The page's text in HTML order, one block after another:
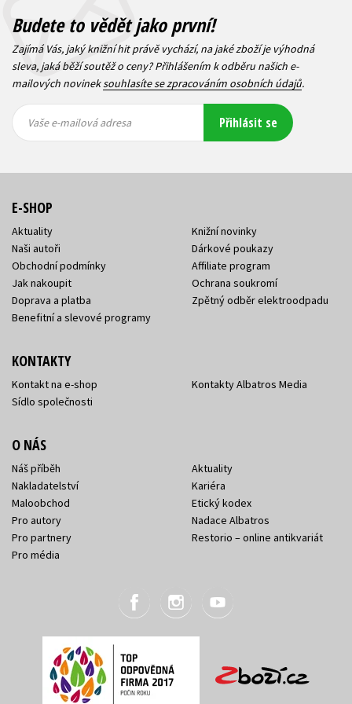
Budete to vědět jako první!
Zajímá Vás, jaký knižní hit právě vychází, na jaké zboží je výhodná
sleva, jaká běží soutěž o ceny? Přihlášením k odběru našich e-
mailových novineksouhlasíte se zpracováním osobních údajů.
mailová
mailová
Vaše e-mailová adresa Přihlásit se
E-SHOP
Aktuality
Naši autoři
Obchodní podmínky
Jak nakoupit
Doprava a platba
Benefitní a slevové programy
Knižní novinky
Dárkové poukazy
Affiliate program
Ochrana soukromí
Zpětný odběr elektroodpadu
KONTAKTY
Kontakt na e-shop
Sídlo společnosti
Kontakty Albatros Media
O NÁS
Náš příběh
Nakladatelství
Maloobchod
Pro autory
Pro partnery
Pro média
Aktuality
Kariéra
Etický kodex
Nadace Albatros
Restorio – online antikvariát